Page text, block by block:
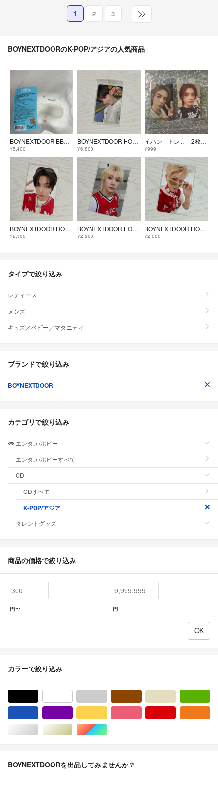
1 2 3 …
BOYNEXTDOORのK-POP/アジアの人気商品
BOYNEXTDOOR BBNEXDO 正規品 ペンライトカバー ペンラカバー WOONBABY ウナク ウンアギ
¥5,400
BOYNEXTDOOR HOW？ m2 TONI3HT COMEBACK SHOW 期間限定特典フォトカード ジェヒョン
¥6,800
イハン トレカ 2枚セット
¥999
BOYNEXTDOOR HOME muvve フォトカード テサン
¥2,900
BOYNEXTDOOR HOME muvve フォトカード ソンホ
¥2,900
BOYNEXTDOOR HOME muvve フォトカード リウ
¥2,600
タイプで絞り込み
レディース
メンズ
キッズ／ベビー／マタニティ
ブランドで絞り込み
BOYNEXTDOOR
カテゴリで絞り込み
エンタメ/ホビー
エンタメ/ホビーすべて
CD
CDすべて
K-POP/アジア
タレントグッズ
商品の価格で絞り込み
円〜 円
カラーで絞り込み
シルバー/銀色系ゴールド/金色系マルチカラー
BOYNEXTDOORを出品してみませんか？